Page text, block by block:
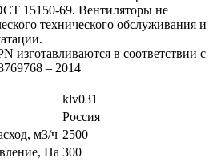
15150-69. Вентиляторы не
технического обслуживания и
изготавливаются в соответствии с
– 2014
klv031
Россия
м3/ч 2500
Па 300